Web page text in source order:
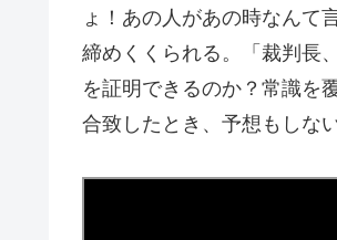
ょ！あの人があの時なんて
締めくくられる。「裁判長
を証明できるのか？常識を
合致したとき、予想もしな